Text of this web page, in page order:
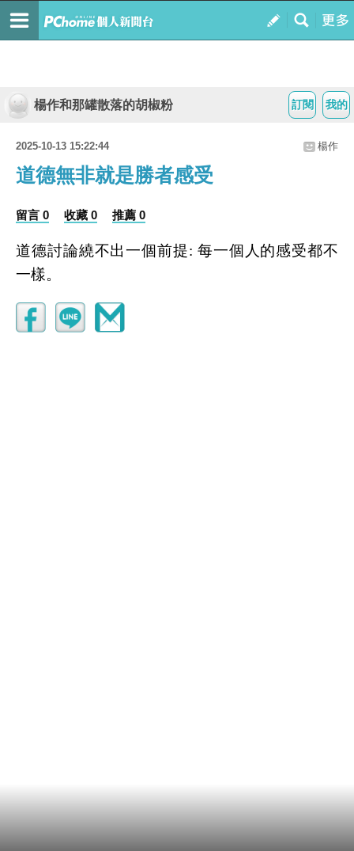
我的
訂閱
楊作和那罐散落的胡椒粉
2025-10-13 15:22:44 楊作
道德無非就是勝者感受
留言 0 收藏 0 推薦 0
道德討論繞不出一個前提: 每一個人的感受都不
一樣。